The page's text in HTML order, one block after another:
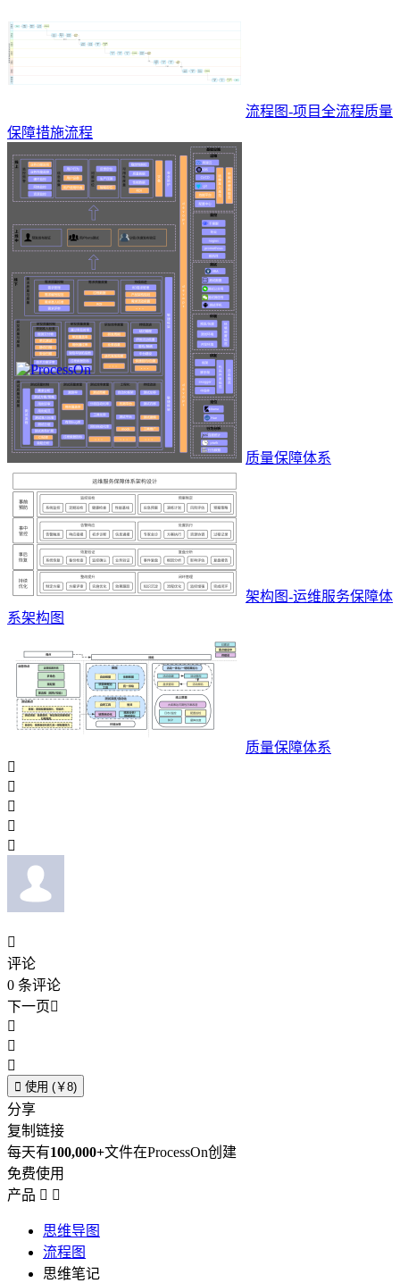
流程图-项目全流程质量
保障措施流程
质量保障体系
架构图-运维服务保障体
系架构图
质量保障体系






评论
0 条评论
下一页



 使用 (￥8)
分享
复制链接
每天有100,000+文件在ProcessOn创建
免费使用
产品  
思维导图
流程图
思维笔记